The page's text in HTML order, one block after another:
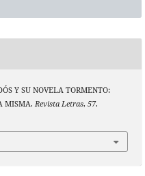
Y SU NOVELA TORMENTO:
MISMA. Revista Letras, 57.